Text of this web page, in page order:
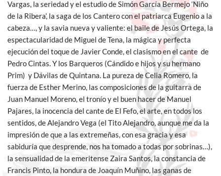
Vargas, la seriedad y el estudio de Simón García Bermejo ‘Niño
de la Ribera’, la saga de los Cantero con el patriarca Eugenio a la
cabeza…, y la savia nueva y valiente: el baile de Jesús Ortega, la
espectacularidad de Miguel de Tena, la mágica y perfecta
ejecución del toque de Javier Conde, el clasismo en el cante de
Pedro Cintas. Y los Barqueros (Cándido e hijos y su hermano
Prim) y Dávilas de Quintana. La pureza de Celia Romero, la
fuerza de Esther Merino, las composiciones de la guitarra de
Juan Manuel Moreno, el tronío y el buen hacer de Manuel
Pajares, la inocencia del cante de El Fefo, el arte, en todos los
sentidos, de Alejandro Vega (el Tito Alejandro, aunque me da la
impresión de que a las extremeñas, con esa gracia y esa
sabiduría que desprende, nos ha tomado a todas por sobrinas…),
la sensualidad de la emeritense Zaira Santos, la constancia de
Francis Pinto, la hondura de Joaquín Muñino, las ganas de